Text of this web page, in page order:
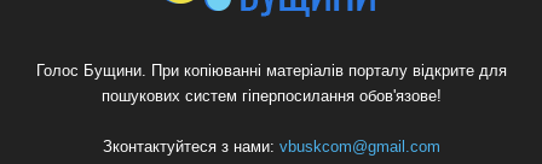
Голос Бущини. При копіюванні матеріалів порталу відкрите для
пошукових систем гіперпосилання обов'язове!
Зконтактуйтеся з нами: vbuskcom@gmail.com